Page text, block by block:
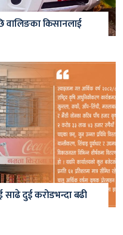
वालिङका किसानलाई
दुई करोडभन्दा बढी